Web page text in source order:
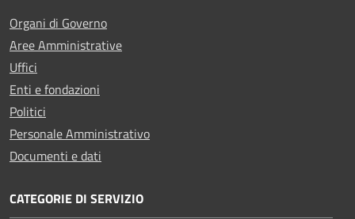
Organi di Governo
Aree Amministrative
Uffici
Enti e fondazioni
Politici
Personale Amministrativo
Documenti e dati
CATEGORIE DI SERVIZIO